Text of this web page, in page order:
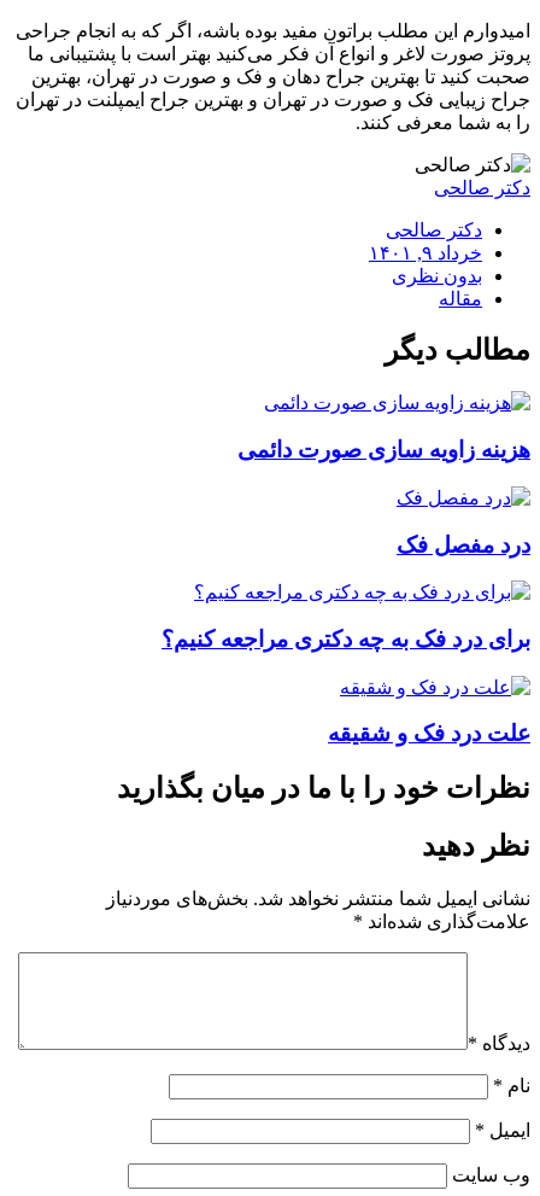
امیدوارم این مطلب براتون مفید بوده باشه، اگر که به انجام جراحی
پروتز صورت لاغر و انواع آن فکر می‌کنید بهتر است با پشتیبانی ما
صحبت کنید تا بهترین جراح دهان و فک و صورت در تهران، بهترین
جراح زیبایی فک و صورت در تهران و بهترین جراح ایمپلنت در تهران
را به شما معرفی کنند.
دکتر صالحی
دکتر صالحی
خرداد ۹, ۱۴۰۱
بدون نظری
مقاله
مطالب دیگر
هزینه زاویه سازی صورت دائمی
درد مفصل فک
برای درد فک به چه دکتری مراجعه کنیم؟
علت درد فک و شقیقه
نظرات خود را با ما در میان بگذارید
نظر دهید
نشانی ایمیل شما منتشر نخواهد شد. بخش‌های موردنیاز
علامت‌گذاری شده‌اند *
دیدگاه *
نام *
ایمیل *
وب‌ سایت